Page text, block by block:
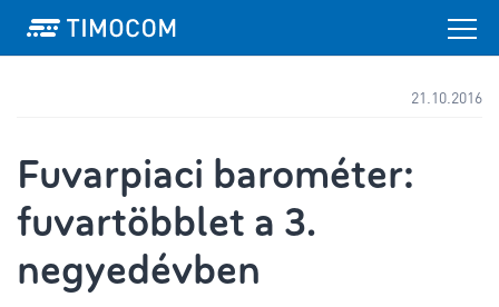
21.10.2016
Fuvarpiaci barométer:
fuvartöbblet a 3.
negyedévben